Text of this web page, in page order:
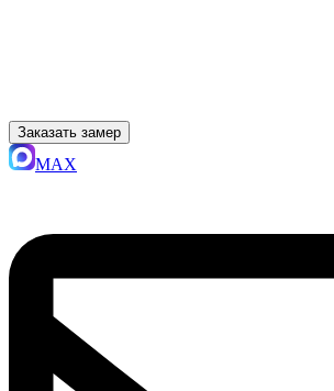
Заказать замер
MAX